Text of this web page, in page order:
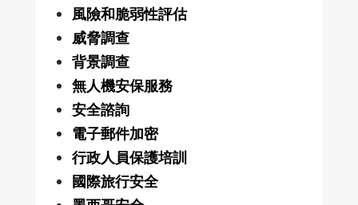
風險和脆弱性評估
威脅調查
背景調查
無人機安保服務
安全諮詢
電子郵件加密
行政人員保護培訓
國際旅行安全